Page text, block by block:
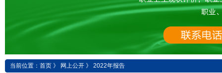
当前位置： 首页 》 网上公开 》 2022年报告